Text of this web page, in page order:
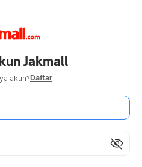
Jakmall
akun?Daftar
visibility_off